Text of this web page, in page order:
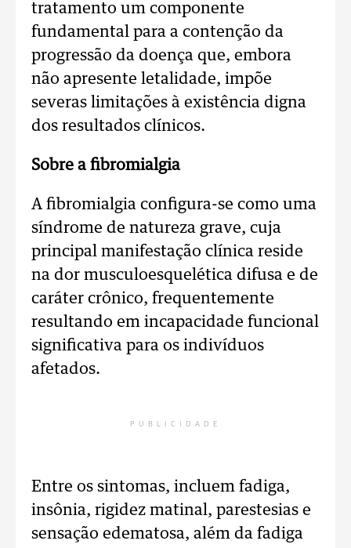
tratamento um componente
fundamental para a contenção da
progressão da doença que, embora
não apresente letalidade, impõe
severas limitações à existência digna
dos resultados clínicos.
Sobre a fibromialgia
A fibromialgia configura-se como uma
síndrome de natureza grave, cuja
principal manifestação clínica reside
na dor musculoesquelética difusa e de
caráter crônico, frequentemente
resultando em incapacidade funcional
significativa para os indivíduos
afetados.
PUBLICIDADE
Entre os sintomas, incluem fadiga,
insônia, rigidez matinal, parestesias e
sensação edematosa, além da fadiga